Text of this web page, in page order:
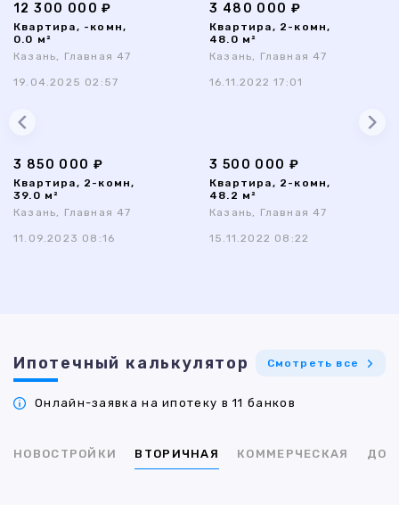
12 300 000 ₽
Квартира, -комн,
0.0 м²
Казань, Главная 47
19.04.2025 02:57
3 480 000 ₽
Квартира, 2-комн,
48.0 м²
Казань, Главная 47
16.11.2022 17:01
3 850 000 ₽
Квартира, 2-комн,
39.0 м²
Казань, Главная 47
11.09.2023 08:16
3 500 000 ₽
Квартира, 2-комн,
48.2 м²
Казань, Главная 47
15.11.2022 08:22
Ипотечный калькулятор Смотреть все
Онлайн-заявка на ипотеку в 11 банков
НОВОСТРОЙКИ ВТОРИЧНАЯ КОММЕРЧЕСКАЯ ДОМ